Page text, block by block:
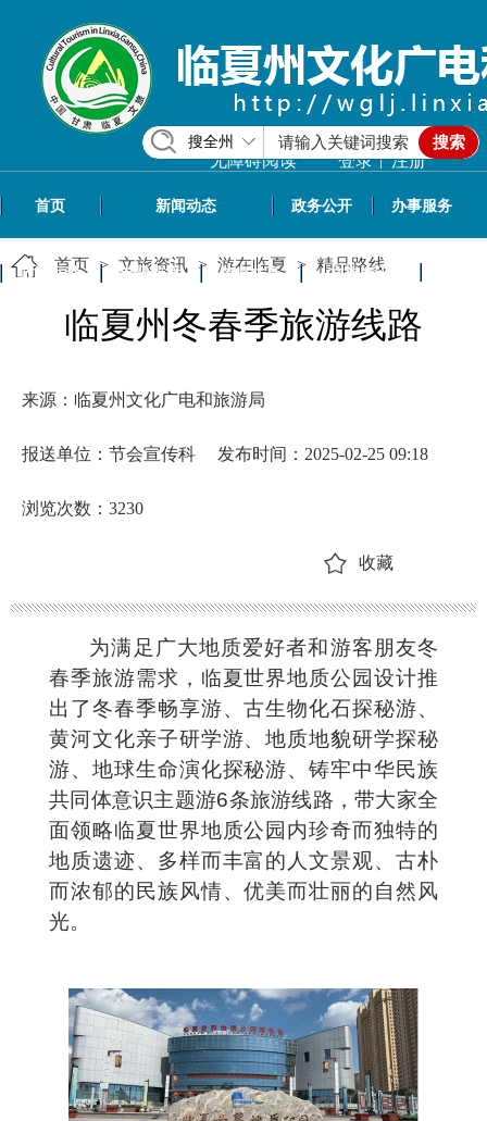
无障碍阅读 登录 | 注册
搜全州 搜索
首页 新闻动态 政务公开 办事服务
政民互动 专题专栏 信息共享 文旅资讯
首页 > 文旅资讯 > 游在临夏 > 精品路线
临夏州冬春季旅游线路
来源：临夏州文化广电和旅游局
报送单位：节会宣传科 发布时间：2025-02-25 09:18
浏览次数： 3230
收藏
为满足广大地质爱好者和游客朋友冬
春季旅游需求，临夏世界地质公园设计推
出了冬春季畅享游、古生物化石探秘游、
黄河文化亲子研学游、地质地貌研学探秘
游、地球生命演化探秘游、铸牢中华民族
共同体意识主题游6条旅游线路，带大家全
面领略临夏世界地质公园内珍奇而独特的
地质遗迹、多样而丰富的人文景观、古朴
而浓郁的民族风情、优美而壮丽的自然风
光。